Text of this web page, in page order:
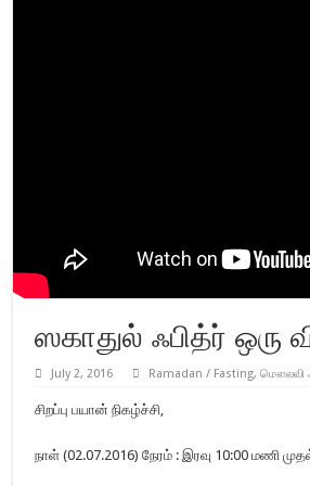
ஸகாதுல் ஃபித்ர் ஒரு
July 2, 2016 Ramadan / Fasting, மௌலவி
சிறப்பு பயான் நிகழ்ச்சி,
நாள் (02.07.2016) நேரம் : இரவு 10:00 மணி